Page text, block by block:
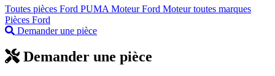
Toutes pièces Ford PUMA Moteur Ford Moteur toutes marques
Pièces Ford
Demander une pièce
Demander une pièce